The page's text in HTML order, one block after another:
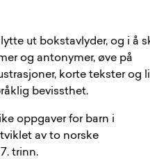
ut bokstavlyder, og i å
og antonymer, øve på
korte tekster og
bevissthet.
oppgaver for barn i
av to norske
trinn.